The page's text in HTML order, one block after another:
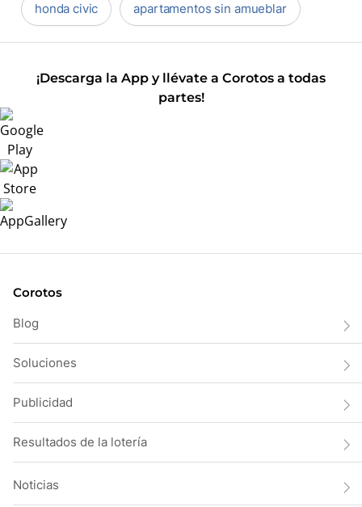
honda civic apartamentos sin amueblar
¡Descarga la App y llévate a Corotos a todas
partes!
Corotos
Blog
Soluciones
Publicidad
Resultados de la lotería
Noticias